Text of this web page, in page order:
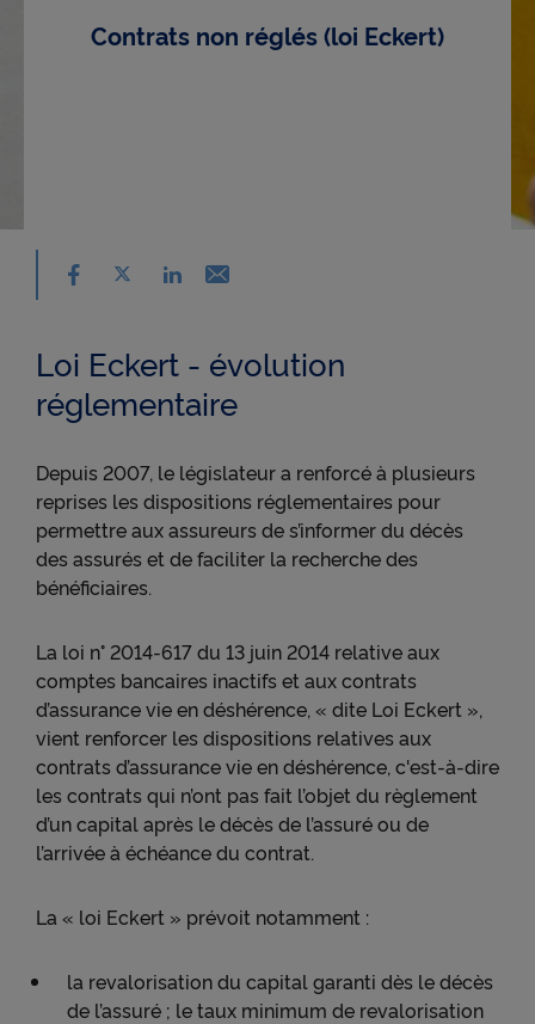
Contrats non réglés (loi Eckert)
Partager sur facebook - nouvelle fenêtre
Partager sur X - nouvelle fenêtre
Partager sur linkedin - nouvelle fenêtre
Loi Eckert - évolution
réglementaire
Depuis 2007, le législateur a renforcé à plusieurs
reprises les dispositions réglementaires pour
permettre aux assureurs de s’informer du décès
des assurés et de faciliter la recherche des
bénéficiaires.
La loi n° 2014-617 du 13 juin 2014 relative aux
comptes bancaires inactifs et aux contrats
d’assurance vie en déshérence, « dite Loi Eckert »,
vient renforcer les dispositions relatives aux
contrats d’assurance vie en déshérence, c'est-à-dire
les contrats qui n’ont pas fait l’objet du règlement
d’un capital après le décès de l’assuré ou de
l’arrivée à échéance du contrat.
La « loi Eckert » prévoit notamment :
la revalorisation du capital garanti dès le décès
de l’assuré ; le taux minimum de revalorisation